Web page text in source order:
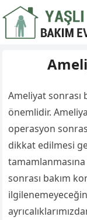
Ameliyat sonrası
önemlidir.
operasyon
dikkat edilmesi
sonrası bakım